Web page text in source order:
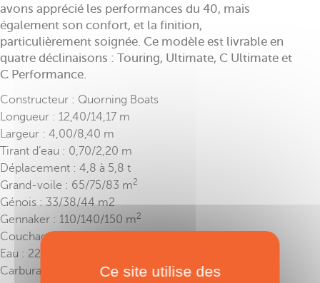
avons apprécié les performances du 40, mais
également son confort, et la finition,
particulièrement soignée. Ce modèle est livrable en
quatre déclinaisons : Touring, Ultimate, C Ultimate et
C Performance.
Constructeur : Quorning Boats
Longueur : 12,40/14,17 m
Largeur : 4,00/8,40 m
Tirant d’eau : 0,70/2,20 m
Déplacement : 4,8 à 5,8 t
Grand-voile : 65/75/83 m2
Génois : 33/38/44 m2
Gennaker : 110/140/150 m2
Couchages : 6-8
Eau : 220 l
Carburant : 150 l
Ce site utilise des